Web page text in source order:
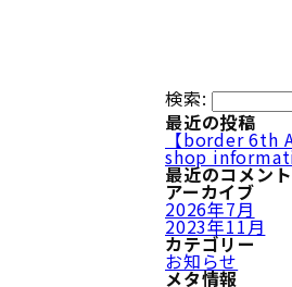
検索:
最近の投稿
【border 6th
shop
最近のコメント
アーカイブ
2026年7月
2023年11月
カテゴリー
お知らせ
メタ情報